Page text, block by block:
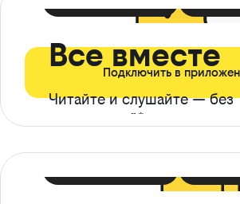
Все вместе
Читайте и слушайте — без
ограничений*
Подключить в